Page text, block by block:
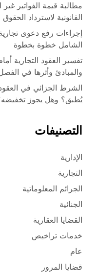
مطالبة قيمة الفواتير
القانونية لاسترداد الحقوق
الشامل خطوة بخطوة
تفسير العقود التجارية
والمبادئ وأثرها في الفصل
الشرط الجزائي في
يُطبق؟ وهل يجوز تخفيضه؟
التصنيفات
الإدارية
التجارية
الجرائم المعلوماتية
الجنائية
القضايا العقارية
خدمات تراخيص
عام
قضايا المرور